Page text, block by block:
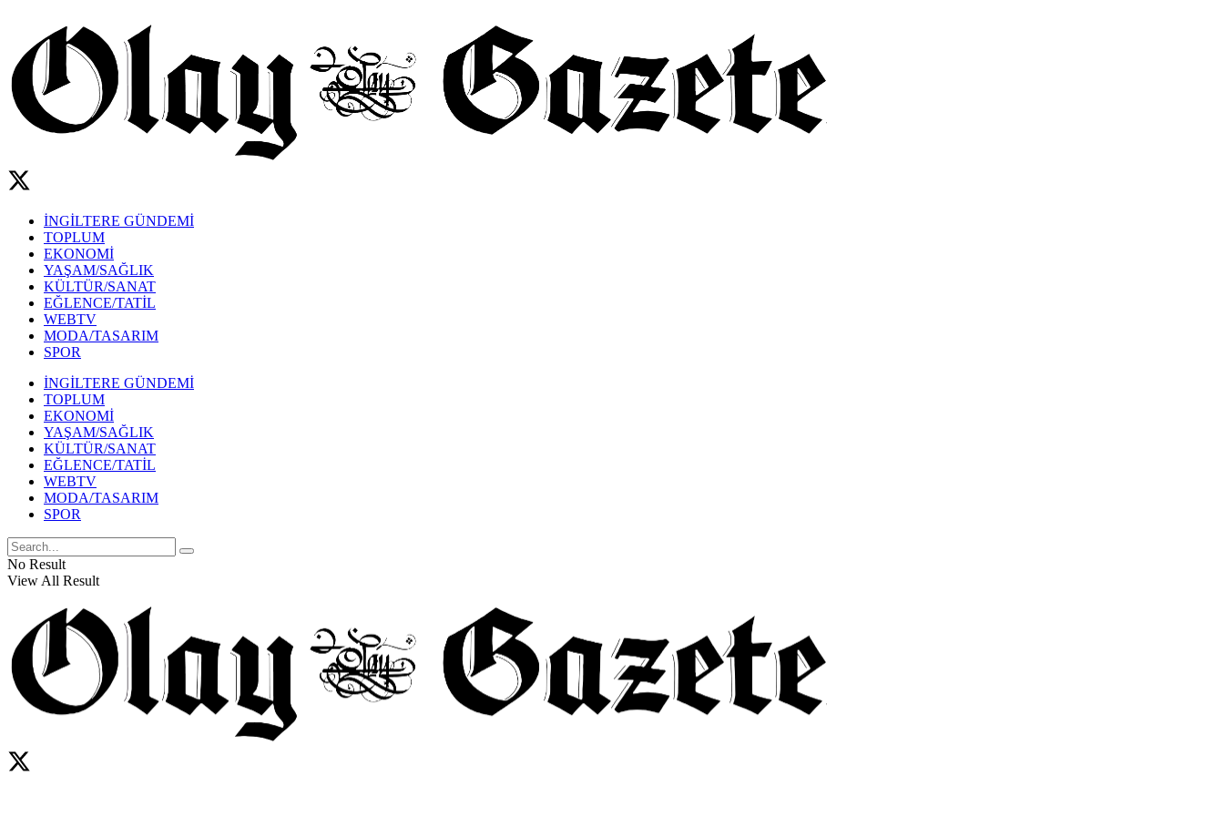
İNGİLTERE GÜNDEMİ
TOPLUM
EKONOMİ
YAŞAM/SAĞLIK
KÜLTÜR/SANAT
EĞLENCE/TATİL
WEBTV
MODA/TASARIM
SPOR
İNGİLTERE GÜNDEMİ
TOPLUM
EKONOMİ
YAŞAM/SAĞLIK
KÜLTÜR/SANAT
EĞLENCE/TATİL
WEBTV
MODA/TASARIM
SPOR
No Result
View All Result